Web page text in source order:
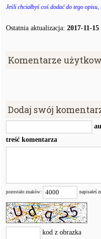
Jeśli chciałbyś coś dodać do tego
Ostatnia aktualizacja: 2017-11-15
Komentarze
Dodaj swój
treść komentarza
pozostało znaków: napisałeś
kod z obrazka